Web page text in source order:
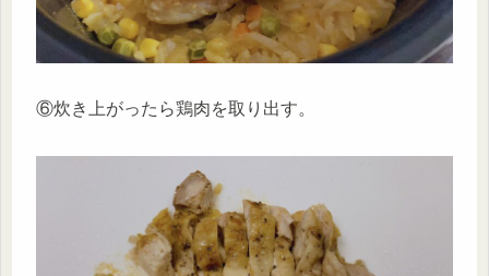
⑥炊き上がったら鶏肉を取り出す。